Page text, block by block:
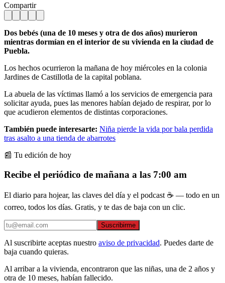
Compartir
Dos bebés (una de 10 meses y otra de dos años) murieron
mientras dormían en el interior de su vivienda en la ciudad de
Puebla.
Los hechos ocurrieron la mañana de hoy miércoles en la colonia
Jardines de Castillotla de la capital poblana.
La abuela de las víctimas llamó a los servicios de emergencia para
solicitar ayuda, pues las menores habían dejado de respirar, por lo
que acudieron elementos de distintas corporaciones.
También puede interesarte: Niña pierde la vida por bala perdida
tras asalto a una tienda de abarrotes
📰 Tu edición de hoy
Recibe el periódico de mañana a las 7:00 am
El diario para hojear, las claves del día y el podcast ☕ — todo en un
correo, todos los días. Gratis, y te das de baja con un clic.
Suscribirme
Al suscribirte aceptas nuestro aviso de privacidad. Puedes darte de
baja cuando quieras.
Al arribar a la vivienda, encontraron que las niñas, una de 2 años y
otra de 10 meses, habían fallecido.